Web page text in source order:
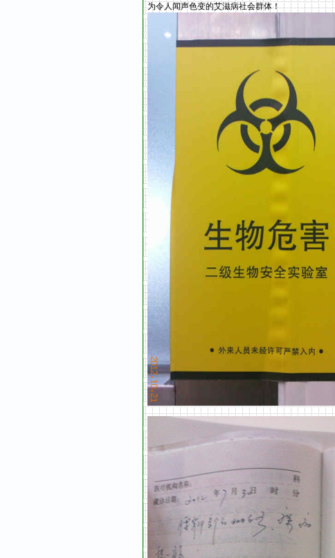
为令人闻声色变的艾滋病社会群体！